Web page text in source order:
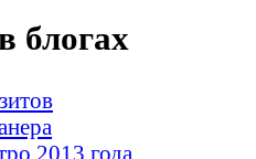
блогах
2013 года